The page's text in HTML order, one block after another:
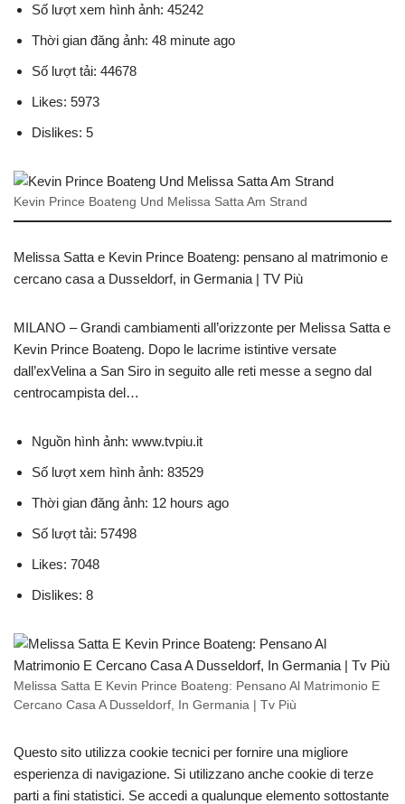
Số lượt xem hình ảnh: 45242
Thời gian đăng ảnh: 48 minute ago
Số lượt tải: 44678
Likes: 5973
Dislikes: 5
Kevin Prince Boateng Und Melissa Satta Am Strand
Melissa Satta e Kevin Prince Boateng: pensano al matrimonio e
cercano casa a Dusseldorf, in Germania | TV Più
MILANO – Grandi cambiamenti all’orizzonte per Melissa Satta e
Kevin Prince Boateng. Dopo le lacrime istintive versate
dall’exVelina a San Siro in seguito alle reti messe a segno dal
centrocampista del…
Nguồn hình ảnh: www.tvpiu.it
Số lượt xem hình ảnh: 83529
Thời gian đăng ảnh: 12 hours ago
Số lượt tải: 57498
Likes: 7048
Dislikes: 8
Melissa Satta E Kevin Prince Boateng: Pensano Al Matrimonio E
Cercano Casa A Dusseldorf, In Germania | Tv Più
Questo sito utilizza cookie tecnici per fornire una migliore
esperienza di navigazione. Si utilizzano anche cookie di terze
parti a fini statistici. Se accedi a qualunque elemento sottostante